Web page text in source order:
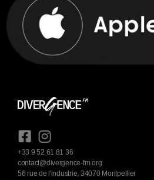
+33 9 52 61 81 36
contact@divergence-fm.org
56 rue de l'industrie, 34070 Montpellier